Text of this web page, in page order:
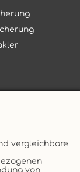
vergleichbare
von